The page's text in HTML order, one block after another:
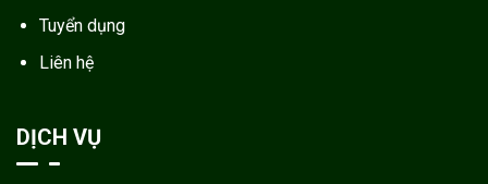
Tuyển dụng
Liên hệ
DỊCH VỤ